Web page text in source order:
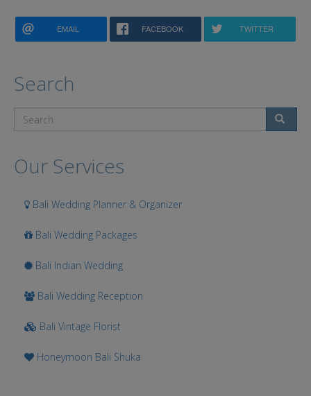
EMAIL FACEBOOK TWITTER
Search
Our Services
Bali Wedding Planner & Organizer
Bali Wedding Packages
Bali Indian Wedding
Bali Wedding Reception
Bali Vintage Florist
Honeymoon Bali Shuka